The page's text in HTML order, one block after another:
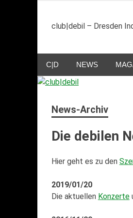
springen
club|debil – Dresden
C|D NEWS
News-Archiv
Die debilen
Hier geht es zu den
2019/01/20
Die aktuellen Konzerte